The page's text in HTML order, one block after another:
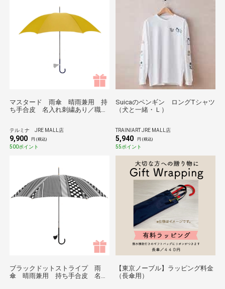
マスタード 雨傘 晴雨兼用 持
ち手合皮 名入れ刺繍あり／職人
テルミナ JRE MALL店
9,900 円 (税込)
500ポイント
Suicaのペンギン ロングTシャツ
（犬と一緒・Ｌ）
TRAINIART JRE MALL店
5,940 円 (税込)
55ポイント
ブラックドットストライプ 雨
傘 晴雨兼用 持ち手合皮 名入
【東京ノーブル】ラッピング料金
（長傘用）